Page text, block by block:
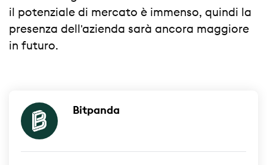
il potenziale di mercato è immenso, quindi la
presenza dell'azienda sarà ancora maggiore
in futuro.
Bitpanda